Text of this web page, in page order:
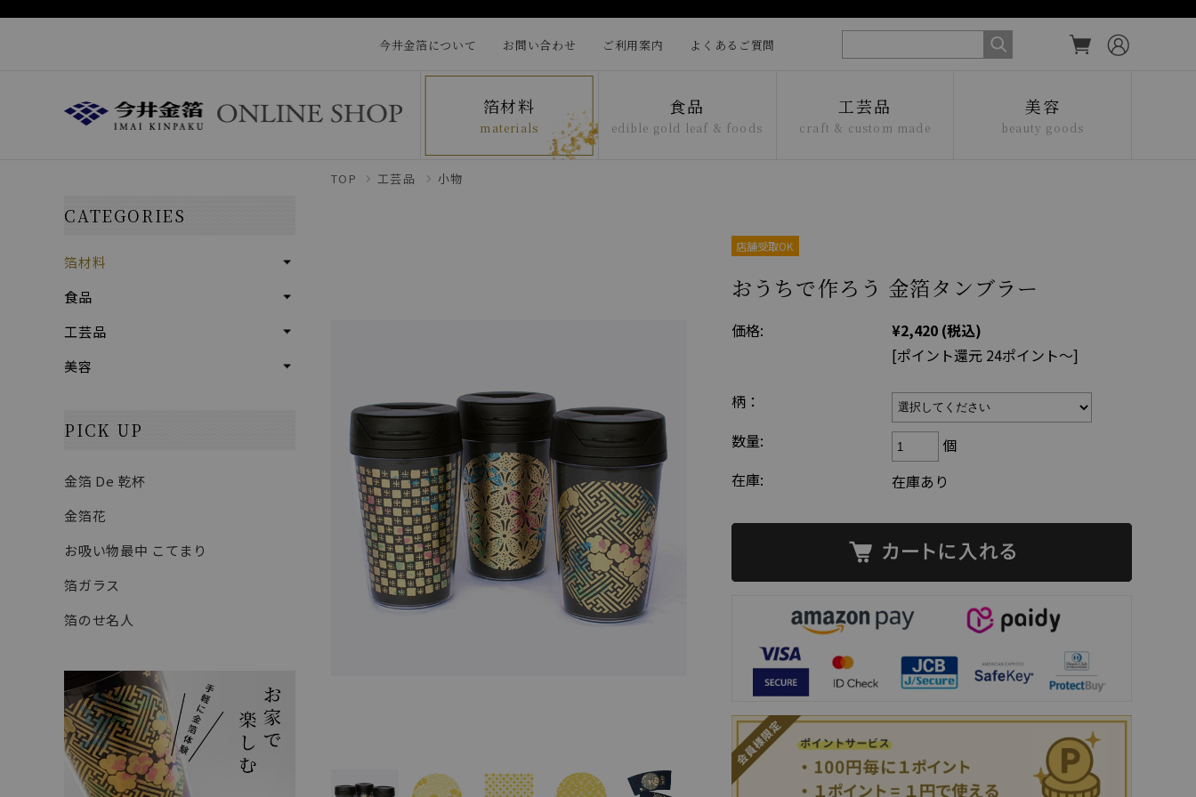
今井金箔について お問い合わせ ご利用案内 よくあるご質問
箔材料
materials
食品
edible gold leaf & foods
工芸品
craft & custom made
美容
beauty goods
TOP 工芸品 小物
店舗受取OK
おうちで作ろう 金箔タンブラー
価格: ¥2,420 (税込)
[ポイント還元 24ポイント～]
柄：
数量:
個
在庫:
在庫あり
CATEGORIES
箔材料
食品
工芸品
美容
PICK UP
金箔 De 乾杯
金箔花
お吸い物最中 こてまり
箔ガラス
箔のせ名人